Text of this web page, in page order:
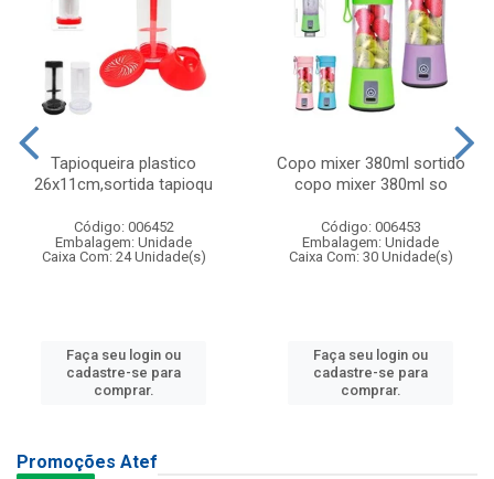
Tapioqueira plastico
26x11cm,sortida tapioqu
Código: 006452
Embalagem: Unidade
Caixa Com: 24 Unidade(s)
Faça seu login ou
cadastre-se para
comprar.
Copo mixer 380ml sortido
copo mixer 380ml so
Código: 006453
Embalagem: Unidade
Caixa Com: 30 Unidade(s)
Faça seu login ou
cadastre-se para
comprar.
Promoções Atef